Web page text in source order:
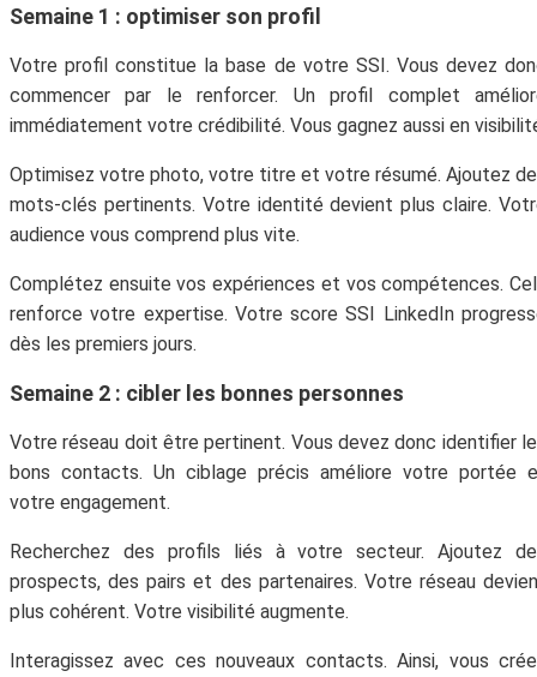
Semaine 1 : optimiser son profil
Votre profil constitue la base de votre SSI. Vous devez
commencer par le renforcer. Un profil complet
immédiatement votre crédibilité. Vous gagnez aussi en
Optimisez votre photo, votre titre et votre résumé. Ajoutez
mots‑clés pertinents. Votre identité devient plus claire.
audience vous comprend plus vite.
Complétez ensuite vos expériences et vos compétences.
renforce votre expertise. Votre score SSI LinkedIn
dès les premiers jours.
Semaine 2 : cibler les bonnes personnes
Votre réseau doit être pertinent. Vous devez donc identifier
bons contacts. Un ciblage précis améliore votre portée
votre engagement.
Recherchez des profils liés à votre secteur. Ajoutez
prospects, des pairs et des partenaires. Votre réseau
plus cohérent. Votre visibilité augmente.
Interagissez avec ces nouveaux contacts. Ainsi, vous